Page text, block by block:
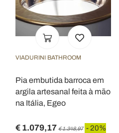
VIADURINI BATHROOM
Pia embutida barroca em
argila artesanal feita à mão
na Itália, Egeo
€ 1.079,17 € 1.348,97 - 20%